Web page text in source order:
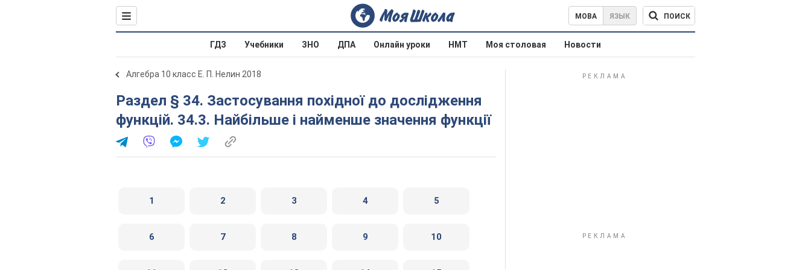
МОВА ЯЗЫК ПОИСК
ГДЗ Учебники ЗНО ДПА Онлайн уроки НМТ Моя столовая Новости
Алгебра 10 класс Е. П. Нелин 2018
Раздел § 34. Застосування похідної до дослідження
функцій. 34.3. Найбільше і найменше значення функції
1 2 3 4 5
6 7 8 9 10